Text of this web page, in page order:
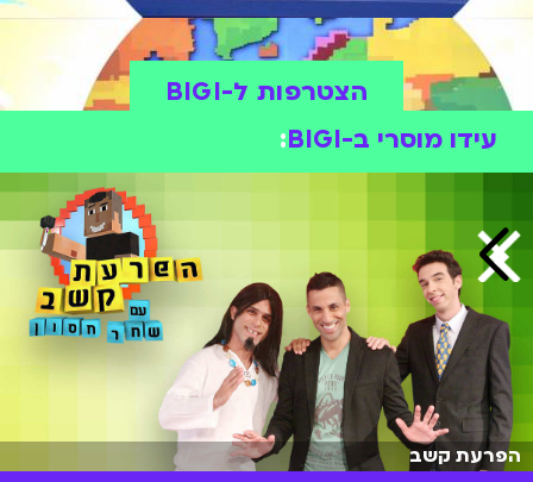
הצטרפות ל-BIGI
עידו מוסרי ב-BIGI
:
הפרעת קשב